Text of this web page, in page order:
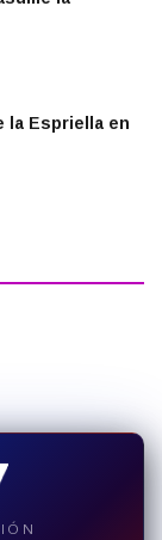
la Espriella en